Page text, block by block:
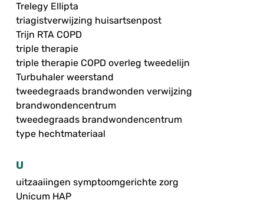
Trelegy Ellipta
triagistverwijzing huisartsenpost
Trijn RTA COPD
triple therapie
triple therapie COPD overleg tweedelijn
Turbuhaler weerstand
tweedegraads brandwonden verwijzing
brandwondencentrum
tweedegraads brandwondencentrum
type hechtmateriaal
U
uitzaaiingen symptoomgerichte zorg
Unicum HAP